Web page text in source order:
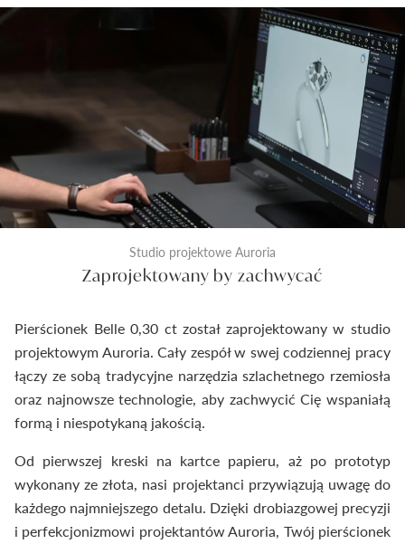
Studio projektowe Auroria
Zaprojektowany by zachwycać
Pierścionek Belle 0,30 ct został zaprojektowany w studio
projektowym Auroria. Cały zespół w swej codziennej pracy
łączy ze sobą tradycyjne narzędzia szlachetnego rzemiosła
oraz najnowsze technologie, aby zachwycić Cię wspaniałą
formą i niespotykaną jakością.
Od pierwszej kreski na kartce papieru, aż po prototyp
wykonany ze złota, nasi projektanci przywiązują uwagę do
każdego najmniejszego detalu. Dzięki drobiazgowej precyzji
i perfekcjonizmowi projektantów Auroria, Twój pierścionek